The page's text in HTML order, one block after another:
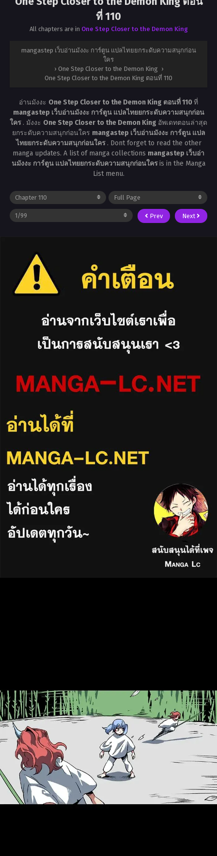
ที่ 110
All chapters are in One Step Closer to the Demon King
mangastep เว็บอ่านมังงะ การ์ตูน แปลไทยยกระดับความสนุกก่อน
ใคร
› One Step Closer to the Demon King ›
One Step Closer to the Demon King ตอนที่ 110
อ่านมังงะ One Step Closer to the Demon King ตอนที่ 110ที่
mangastep เว็บอ่านมังงะ การ์ตูน แปลไทยยกระดับความสนุกก่อน
ใคร . มังงะ One Step Closer to the Demon King อัพเดทตอนล่าสุด
ยกระดับความสนุกก่อนใคร mangastep เว็บอ่านมังงะ การ์ตูน แปล
ไทยยกระดับความสนุกก่อนใคร . Dont forget to read the other
manga updates. A list of manga collections mangastep เว็บอ่า
นมังงะ การ์ตูน แปลไทยยกระดับความสนุกก่อนใครis in the Manga
List menu.
Prev Next